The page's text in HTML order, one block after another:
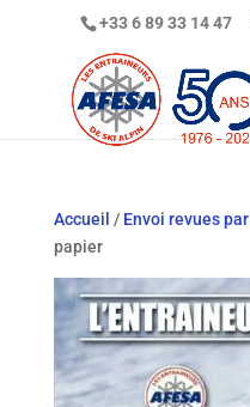
+33 6 89 33 14 47
Accueil / Envoi revues
papier